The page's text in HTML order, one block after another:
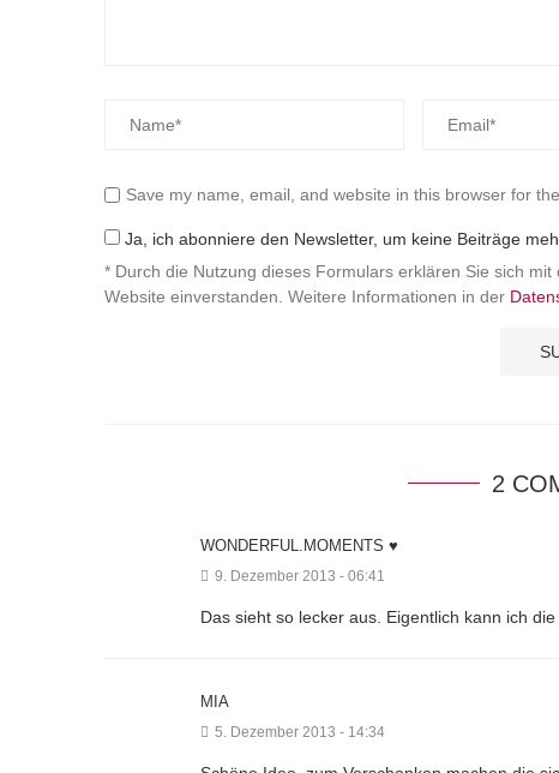
Save my name, email, and website in this browser for
Ja, ich abonniere den Newsletter, um keine Beiträge
* Durch die Nutzung dieses Formulars erklären Sie sich
Website einverstanden. Weitere Informationen in der
2
WONDERFUL.MOMENTS ♥
9. Dezember 2013 - 06:41
Das sieht so lecker aus. Eigentlich kann ich
MIA
5. Dezember 2013 - 14:34